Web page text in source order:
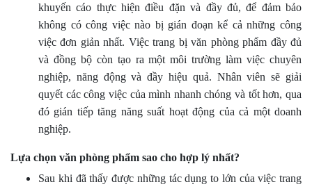
khuyến cáo thực hiện điều đặn và đầy đủ, để đảm bảo
không có công việc nào bị gián đoạn kể cả những công
việc đơn giản nhất. Việc trang bị văn phòng phẩm đầy đủ
và đồng bộ còn tạo ra một môi trường làm việc chuyên
nghiệp, năng động và đầy hiệu quả. Nhân viên sẽ giải
quyết các công việc của mình nhanh chóng và tốt hơn, qua
đó gián tiếp tăng năng suất hoạt động của cả một doanh
nghiệp.
Lựa chọn văn phòng phẩm sao cho hợp lý nhất?
Sau khi đã thấy được những tác dụng to lớn của việc trang